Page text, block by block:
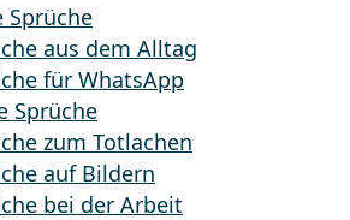
Sprüche
aus dem Alltag
für WhatsApp
Sprüche
zum Totlachen
auf Bildern
bei der Arbeit